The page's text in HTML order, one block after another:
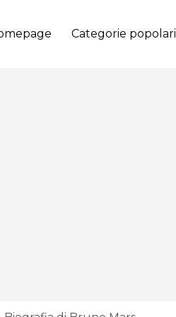
Categorie popolari